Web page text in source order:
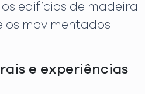
os edifícios de madeira
os movimentados
e experiências